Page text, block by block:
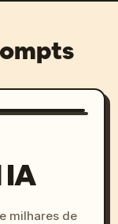
IA
milhares de